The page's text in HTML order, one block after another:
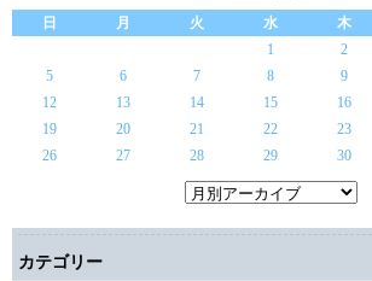
日
月 火 水 木
1
2
5
6 7 8 9
12
13 14 15 16
19
20 21 22 23
26
27 28 29 30
カテゴリー